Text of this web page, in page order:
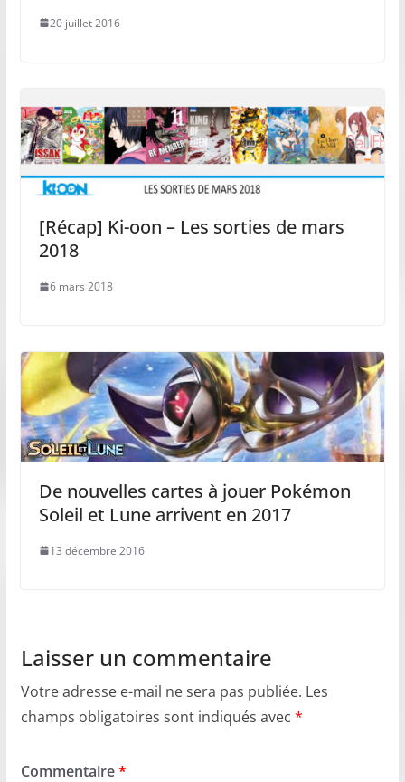
20 juillet 2016
[Récap] Ki-oon – Les sorties de mars
2018
6 mars 2018
De nouvelles cartes à jouer Pokémon
Soleil et Lune arrivent en 2017
13 décembre 2016
Laisser un commentaire
Votre adresse e-mail ne sera pas publiée. Les
champs obligatoires sont indiqués avec *
Commentaire*